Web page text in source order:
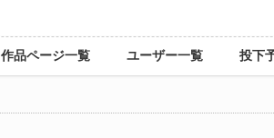
作品ページ一覧 ユーザー一覧 投下